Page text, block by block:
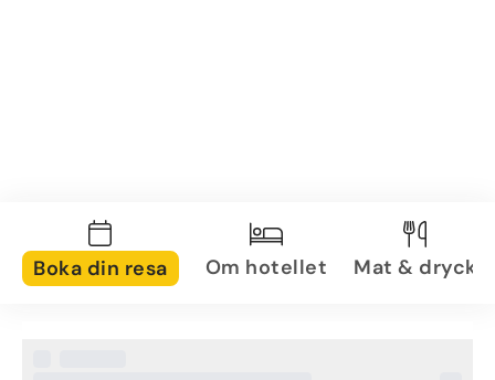
Boka din resa Om hotellet Mat & dryck